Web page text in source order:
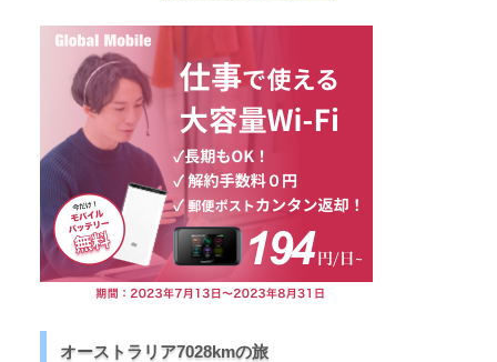
オーストラリア7028kmの旅